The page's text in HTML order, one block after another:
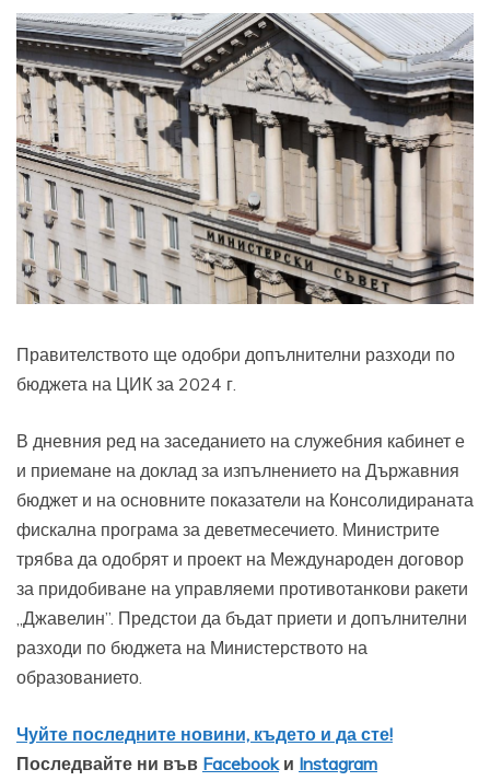
Правителството ще одобри допълнителни разходи по
бюджета на ЦИК за 2024 г.
В дневния ред на заседанието на служебния кабинет е
и приемане на доклад за изпълнението на Държавния
бюджет и на основните показатели на Консолидираната
фискална програма за деветмесечието. Министрите
трябва да одобрят и проект на Международен договор
за придобиване на управляеми противотанкови ракети
„Джавелин”. Предстои да бъдат приети и допълнителни
разходи по бюджета на Министерството на
образованието.
Чуйте последните новини, където и да сте!
Последвайте ни във Facebookи Instagram